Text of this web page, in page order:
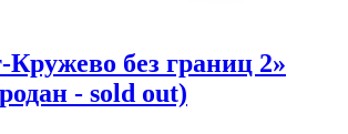
без границ 2»
- sold out)